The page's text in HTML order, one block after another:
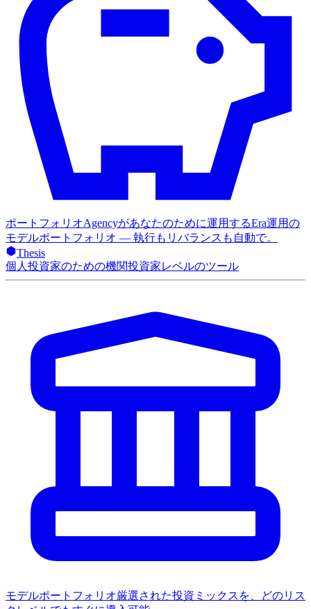
ポートフォリオAgencyがあなたのために運用するEra運用の
モデルポートフォリオ — 執行もリバランスも自動で。
Thesis
個人投資家のための機関投資家レベルのツール
モデルポートフォリオ厳選された投資ミックスを、どのリス